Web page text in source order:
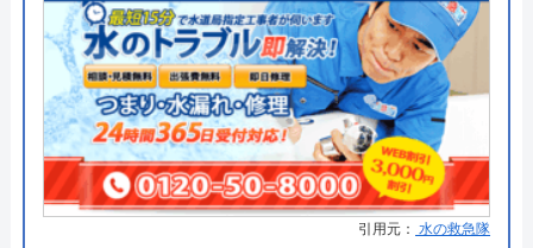
詳細は公式HPでご確認ください
スイコウがおすすめの理由
スイコウは岐阜市、大垣市を中心に排水管修理の対
応をしていますが、岐阜県内全域の修理対応を受け
付けています。定休日は日曜日で、電話受付は8:00
～19:00で対応しています。電話での受付が難しいよ
引用元： 水の救急隊